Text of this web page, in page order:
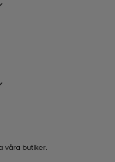
våra butiker.